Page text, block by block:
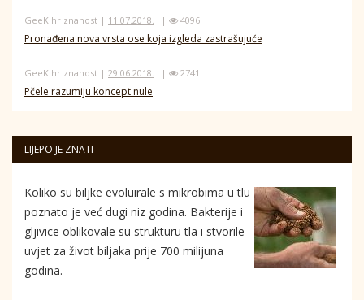
GeeK.hr znanost | 11.07.2018. | 4096
Pronađena nova vrsta ose koja izgleda zastrašujuće
GeeK.hr znanost | 29.06.2018. | 2741
Pčele razumiju koncept nule
LIJEPO JE ZNATI
Koliko su biljke evoluirale s mikrobima u tlu
poznato je već dugi niz godina. Bakterije i
gljivice oblikovale su strukturu tla i stvorile
uvjet za život biljaka prije 700 milijuna
godina.